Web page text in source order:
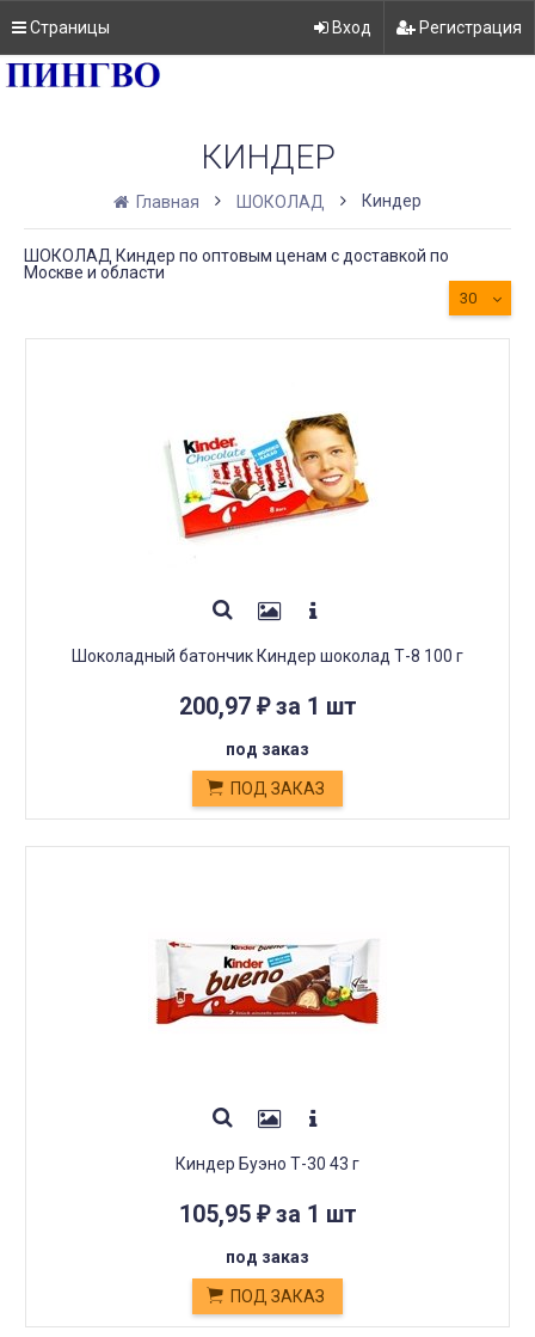
Страницы Вход Регистрация
КИНДЕР
Главная ШОКОЛАД Киндер
ШОКОЛАД Киндер по оптовым ценам с доставкой по
Москве и области
30
Шоколадный батончик Киндер шоколад Т-8 100 г
200,97 ₽за 1 шт
под заказ
ПОД ЗАКАЗ
Киндер Буэно Т-30 43 г
105,95 ₽за 1 шт
под заказ
ПОД ЗАКАЗ